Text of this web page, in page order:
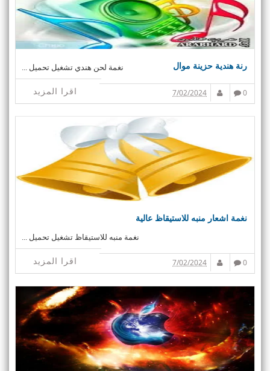
رنة هندية حزينة موال نغمة لحن هندي تشغيل تحميل ...
اقرا المزيد 0
7/02/2024
نغمة اشعار منبه للاستيقاظ عالية
نغمة منبه للاستيقاظ تشغيل تحميل ...
اقرا المزيد 0
7/02/2024